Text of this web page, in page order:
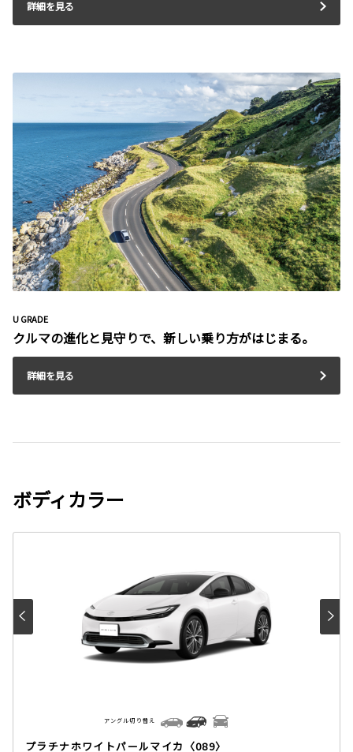
詳細を見る
U GRADE
クルマの進化と見守りで、新しい乗り方がはじまる。
詳細を見る
ボディカラー
プラチナホワイトパールマイカ〈089〉
アングル切り替え